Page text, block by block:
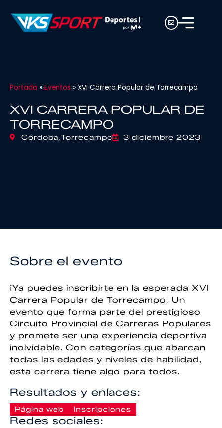
Portada » Eventos » XVI Carrera Popular de Torrecampo
XVI CARRERA POPULAR DE
TORRECAMPO
Córdoba,Torrecampo 3 diciembre 2023
Sobre el evento
¡Ya puedes inscribirte en la esperada XVI
Carrera Popular de Torrecampo! Un
evento que forma parte del prestigioso
Circuito Provincial de Carreras Populares
y promete ser una experiencia deportiva
inolvidable. Con categorías que abarcan
todas las edades y niveles de habilidad,
esta carrera tiene algo para todos.
Resultados y enlaces:
Página web Inscripciones
Redes sociales: